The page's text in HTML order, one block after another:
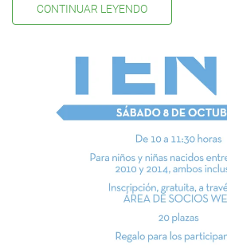
CONTINUAR LEYENDO